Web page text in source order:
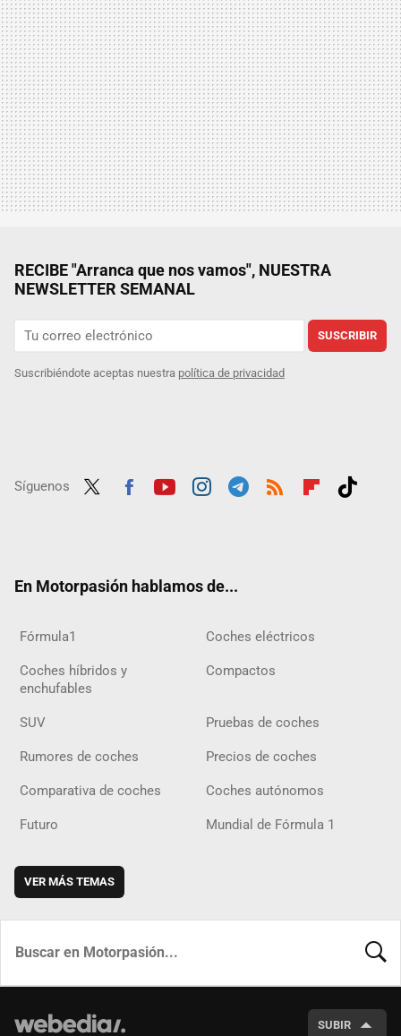
RECIBE "Arranca que nos vamos", NUESTRA
NEWSLETTER SEMANAL
SUSCRIBIR
Suscribiéndote aceptas nuestra política de privacidad
Síguenos
En Motorpasión hablamos de...
Fórmula1 Coches eléctricos
Coches híbridos y
enchufables
Compactos
SUV Pruebas de coches
Rumores de coches Precios de coches
Comparativa de coches Coches autónomos
Futuro Mundial de Fórmula 1
VER MÁS TEMAS
SUBIR